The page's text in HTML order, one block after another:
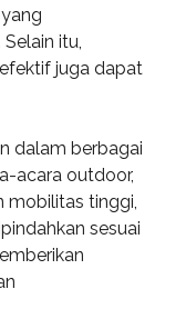
itu,
juga dapat
dalam berbagai
acara outdoor,
mobilitas tinggi,
sesuai